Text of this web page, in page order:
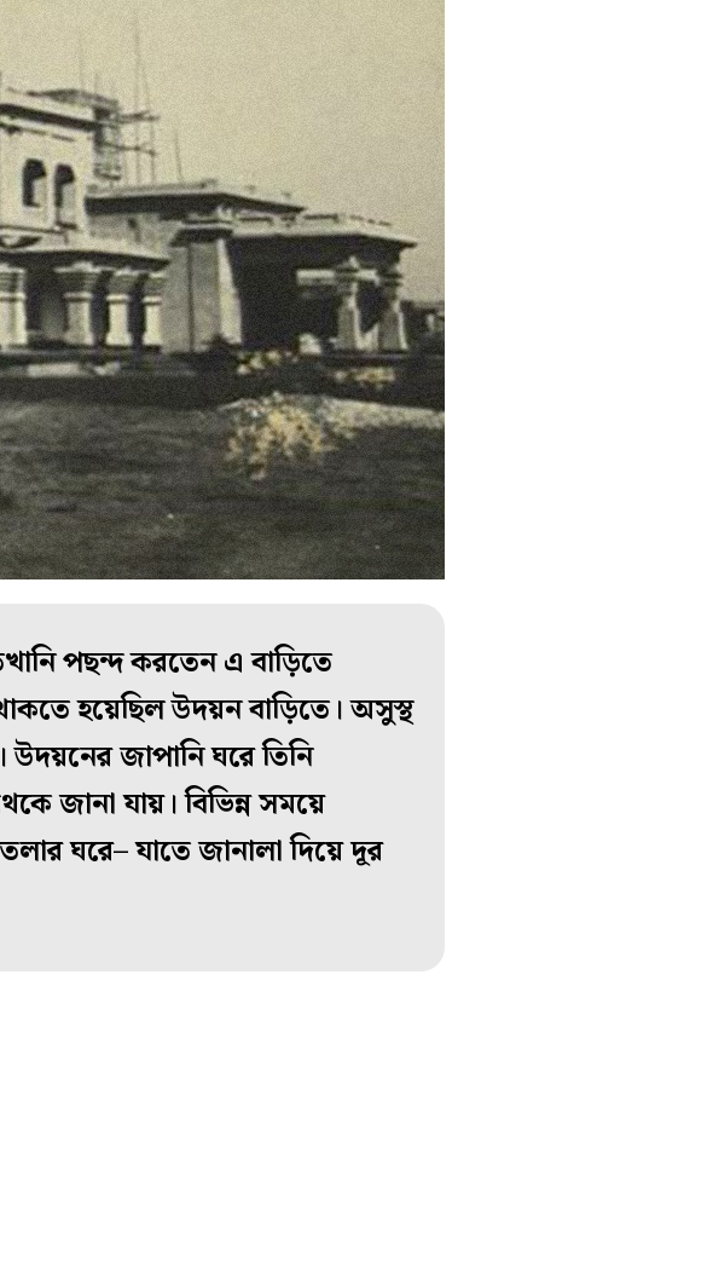
পছন্দ করতেন এ বাড়িতে
হয়েছিল উদয়ন বাড়িতে। অসুস্থ
উদয়নের জাপানি ঘরে তিনি
জানা যায়। বিভিন্ন সময়ে
ঘরে– যাতে জানালা দিয়ে দূর